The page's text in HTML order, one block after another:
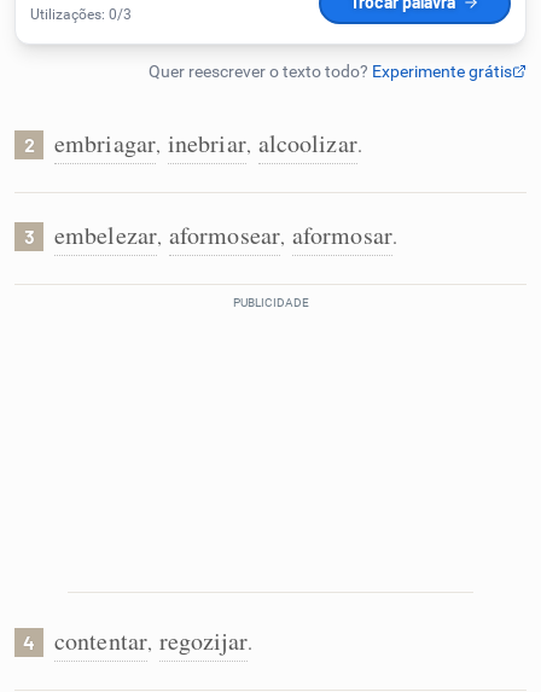
Detector de IA
Humanizador de IA
Conexões
2 embriagar, inebriar, alcoolizar.
3 embelezar, aformosear, aformosar.
4 contentar, regozijar.